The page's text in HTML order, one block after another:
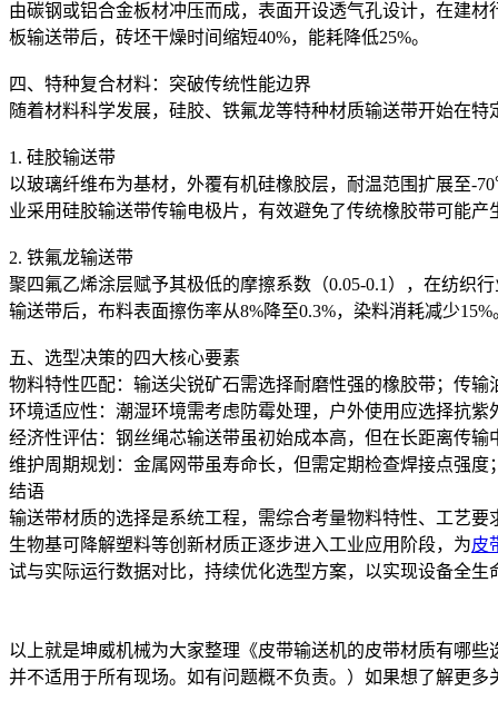
由碳钢或铝合金板材冲压而成，表面开设透气孔设计，在建
板输送带后，砖坯干燥时间缩短40%，能耗降低25%。
四、特种复合材料：突破传统性能边界
随着材料科学发展，硅胶、铁氟龙等特种材质输送带开始在特
1. 硅胶输送带
以玻璃纤维布为基材，外覆有机硅橡胶层，耐温范围扩展至-
业采用硅胶输送带传输电极片，有效避免了传统橡胶带可能
2. 铁氟龙输送带
聚四氟乙烯涂层赋予其极低的摩擦系数（0.05-0.1），在纺织
输送带后，布料表面擦伤率从8%降至0.3%，染料消耗减少15%
五、选型决策的四大核心要素
物料特性匹配：输送尖锐矿石需选择耐磨性强的橡胶带；传
环境适应性：潮湿环境需考虑防霉处理，户外使用应选择抗紫
经济性评估：钢丝绳芯输送带虽初始成本高，但在长距离传输
维护周期规划：金属网带虽寿命长，但需定期检查焊接点强
结语
输送带材质的选择是系统工程，需综合考量物料特性、工艺
生物基可降解塑料等创新材质正逐步进入工业应用阶段，为皮
试与实际运行数据对比，持续优化选型方案，以实现设备全生
以上就是坤威机械为大家整理《皮带输送机的皮带材质有哪
并不适用于所有现场。如有问题概不负责。）如果想了解更